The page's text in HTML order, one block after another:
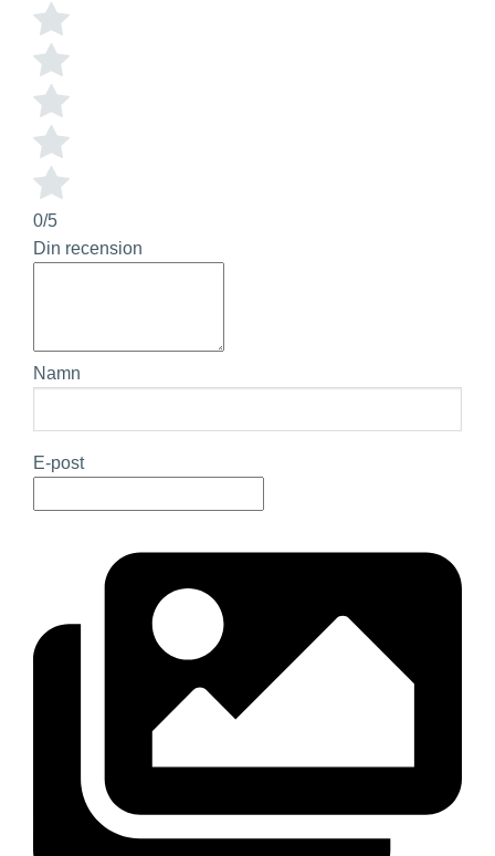
0/5
Din recension
Namn
E-post